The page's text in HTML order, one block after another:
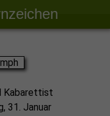
Kabarettist
31. Januar